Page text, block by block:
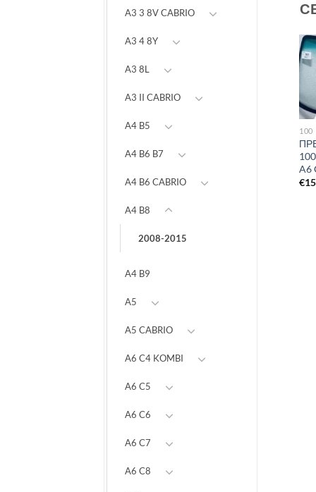
A3 3 8V CABRIO
A3 4 8Y
A3 8L
A3 II CABRIO
A4 B5
A4 B6 B7
A4 B6 CABRIO
A4 B8
2008-2015
A4 B9
A5
A5 CABRIO
A6 C4 KOMBI
A6 C5
A6 C6
A6 C7
A6 C8
100
A6
€
100
1990-1997